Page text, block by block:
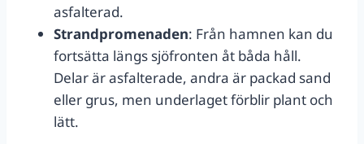
asfalterad.
Strandpromenaden: Från hamnen kan du
fortsätta längs sjöfronten åt båda håll.
Delar är asfalterade, andra är packad sand
eller grus, men underlaget förblir plant och
lätt.